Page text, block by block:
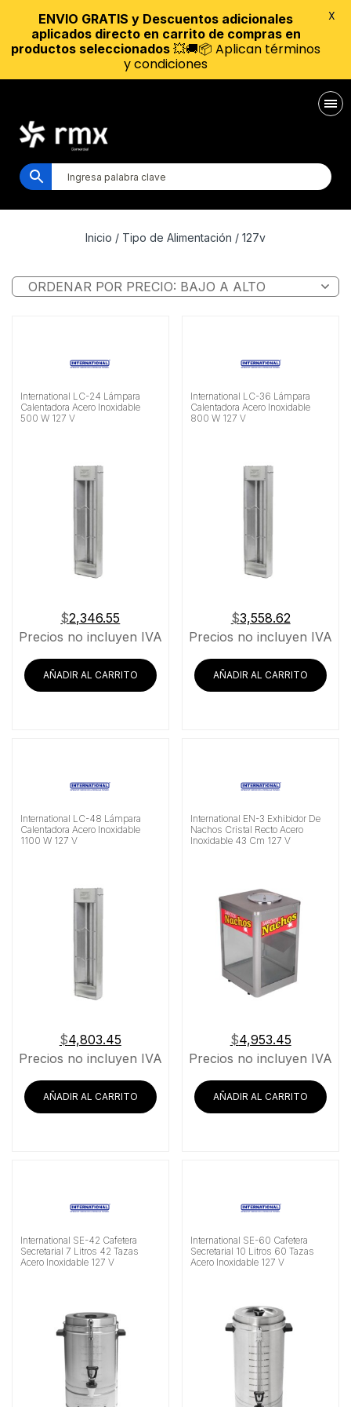
Inicio / Tipo de Alimentación / 127v
International LC-24 Lámpara
Calentadora Acero Inoxidable
500 W 127 V
$2,346.55
Precios no incluyen IVA
AÑADIR AL CARRITO
International LC-36 Lámpara
Calentadora Acero Inoxidable
800 W 127 V
$3,558.62
Precios no incluyen IVA
AÑADIR AL CARRITO
International LC-48 Lámpara
Calentadora Acero Inoxidable
1100 W 127 V
$4,803.45
Precios no incluyen IVA
AÑADIR AL CARRITO
International EN-3 Exhibidor De
Nachos Cristal Recto Acero
Inoxidable 43 Cm 127 V
$4,953.45
Precios no incluyen IVA
AÑADIR AL CARRITO
International SE-42 Cafetera
Secretarial 7 Litros 42 Tazas
Acero Inoxidable 127 V
International SE-60 Cafetera
Secretarial 10 Litros 60 Tazas
Acero Inoxidable 127 V
ENVIO GRATIS y Descuentos adicionales
aplicados directo en carrito de compras en
productos seleccionados 💥🚚📦 Aplican términos
y condiciones
X